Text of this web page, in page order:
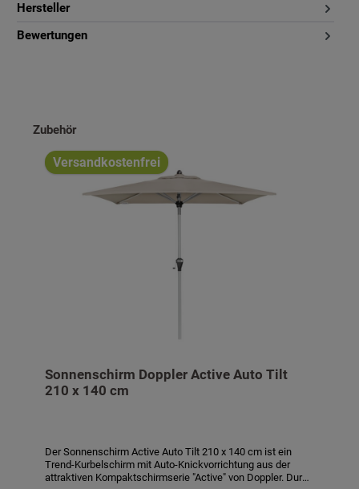
Hersteller
Bewertungen
Produktgalerie überspringen
Zubehör
Versandkostenfrei
Sonnenschirm Doppler Active Auto Tilt
210 x 140 cm
Der Sonnenschirm Active Auto Tilt 210 x 140 cm ist ein
Trend-Kurbelschirm mit Auto-Knickvorrichtung aus der
attraktiven Kompaktschirmserie "Active" von Doppler. Durch